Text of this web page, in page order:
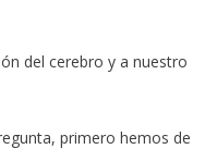
del cerebro y a nuestro
primero hemos de